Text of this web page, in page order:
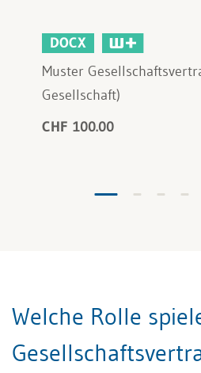
DOCX
Muster
Gesellschaft)
CHF 100.00
Welche Rolle